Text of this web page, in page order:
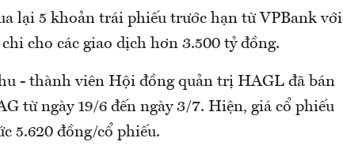
lại 5 khoản trái phiếu trước hạn từ VPBank với
cho các giao dịch hơn 3.500 tỷ đồng.
- thành viên Hội đồng quản trị HAGL đã bán
từ ngày 19/6 đến ngày 3/7. Hiện, giá cổ phiếu
5.620 đồng/cổ phiếu.